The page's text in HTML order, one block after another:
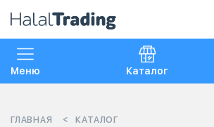
Меню Каталог
ГЛАВНАЯ
КАТАЛОГ